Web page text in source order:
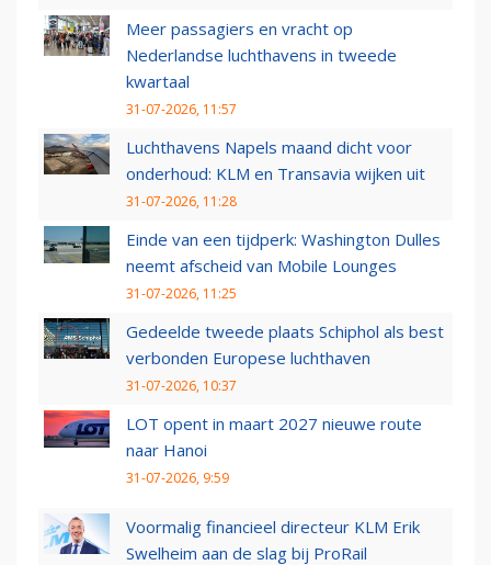
Meer passagiers en vracht op
Nederlandse luchthavens in tweede
kwartaal
31-07-2026, 11:57
Luchthavens Napels maand dicht voor
onderhoud: KLM en Transavia wijken uit
31-07-2026, 11:28
Einde van een tijdperk: Washington Dulles
neemt afscheid van Mobile Lounges
31-07-2026, 11:25
Gedeelde tweede plaats Schiphol als best
verbonden Europese luchthaven
31-07-2026, 10:37
LOT opent in maart 2027 nieuwe route
naar Hanoi
31-07-2026, 9:59
Voormalig financieel directeur KLM Erik
Swelheim aan de slag bij ProRail